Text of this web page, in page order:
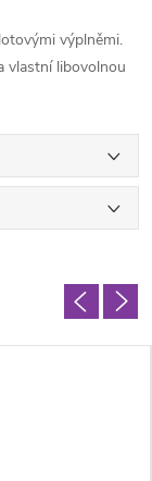
výplněmi.
vlastní libovolnou